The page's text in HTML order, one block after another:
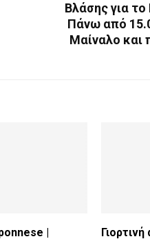
Βλάσης για
Πάνω από
Μαίναλο και
|